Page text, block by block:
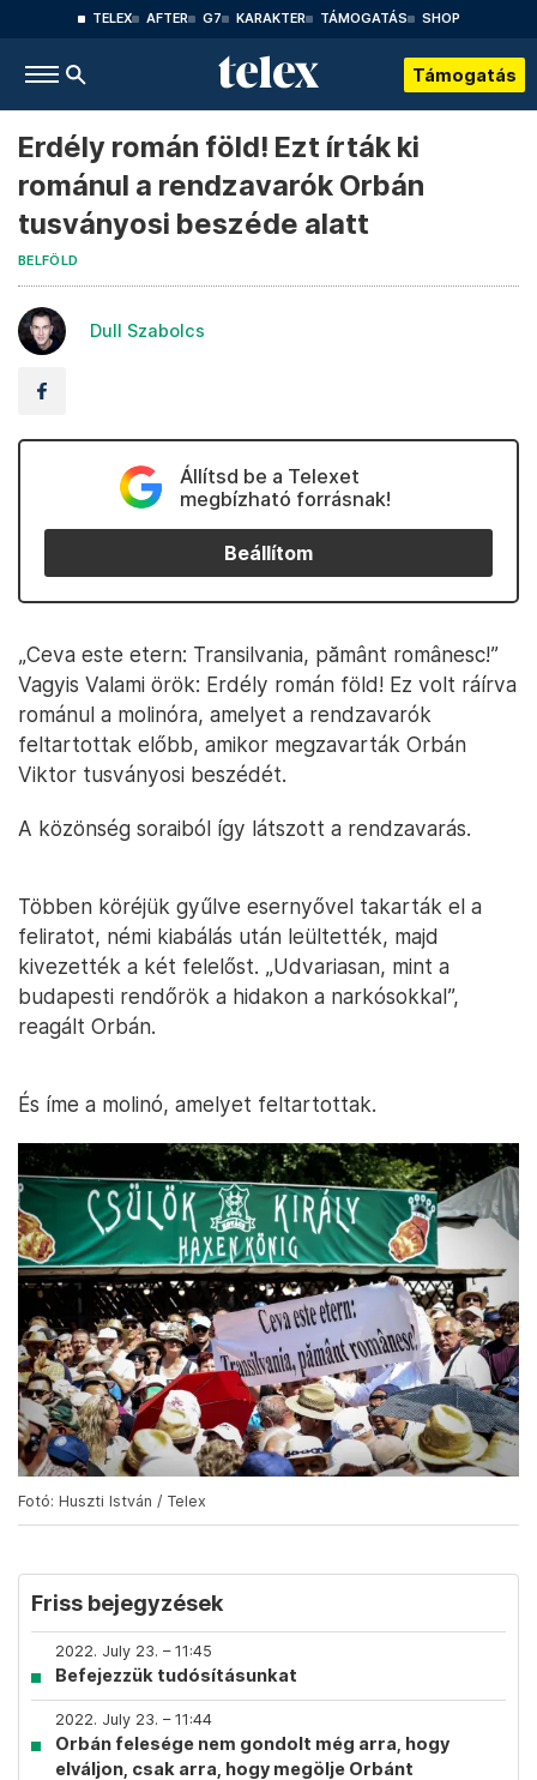
TELEX AFTER G7 KARAKTER TÁMOGATÁS SHOP
Támogatás
Erdély román föld! Ezt írták ki
románul a rendzavarók Orbán
tusványosi beszéde alatt
BELFÖLD
Dull Szabolcs
Állítsd be a Telexet
megbízható forrásnak!
Beállítom
„Ceva este etern: Transilvania, pământ românesc!”
Vagyis Valami örök: Erdély román föld! Ez volt ráírva
románul a molinóra, amelyet a rendzavarók
feltartottak előbb, amikor megzavarták Orbán
Viktor tusványosi beszédét.
A közönség soraiból így látszott a rendzavarás.
Többen köréjük gyűlve esernyővel takarták el a
feliratot, némi kiabálás után leültették, majd
kivezették a két felelőst. „Udvariasan, mint a
budapesti rendőrök a hidakon a narkósokkal”,
reagált Orbán.
És íme a molinó, amelyet feltartottak.
Fotó: Huszti István / Telex
Friss bejegyzések
2022. July 23. – 11:45
Befejezzük tudósításunkat
2022. July 23. – 11:44
Orbán felesége nem gondolt még arra, hogy
elváljon, csak arra, hogy megölje Orbánt